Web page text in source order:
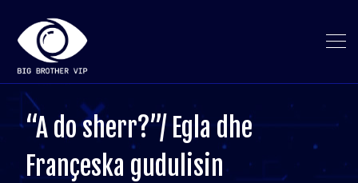
“A do sherr?”/ Egla dhe
Françeska gudulisin